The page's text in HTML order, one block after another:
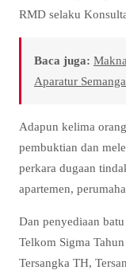
RMD selaku
Baca juga:
Aparatur
Adapun kelima
pembuktian dan
perkara dugaan
apartemen,
Dan penyediaan
Telkom Sigma
Tersangka TH,